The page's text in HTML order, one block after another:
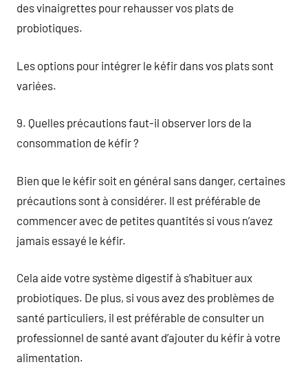
des vinaigrettes pour rehausser vos plats de
probiotiques.
Les options pour intégrer le kéfir dans vos plats sont
variées.
9. Quelles précautions faut-il observer lors de la
consommation de kéfir ?
Bien que le kéfir soit en général sans danger, certaines
précautions sont à considérer. Il est préférable de
commencer avec de petites quantités si vous n’avez
jamais essayé le kéfir.
Cela aide votre système digestif à s’habituer aux
probiotiques. De plus, si vous avez des problèmes de
santé particuliers, il est préférable de consulter un
professionnel de santé avant d’ajouter du kéfir à votre
alimentation.